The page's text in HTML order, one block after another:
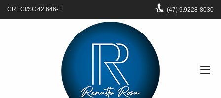
CRECI/SC 42.646-F (47) 9.9228-8030